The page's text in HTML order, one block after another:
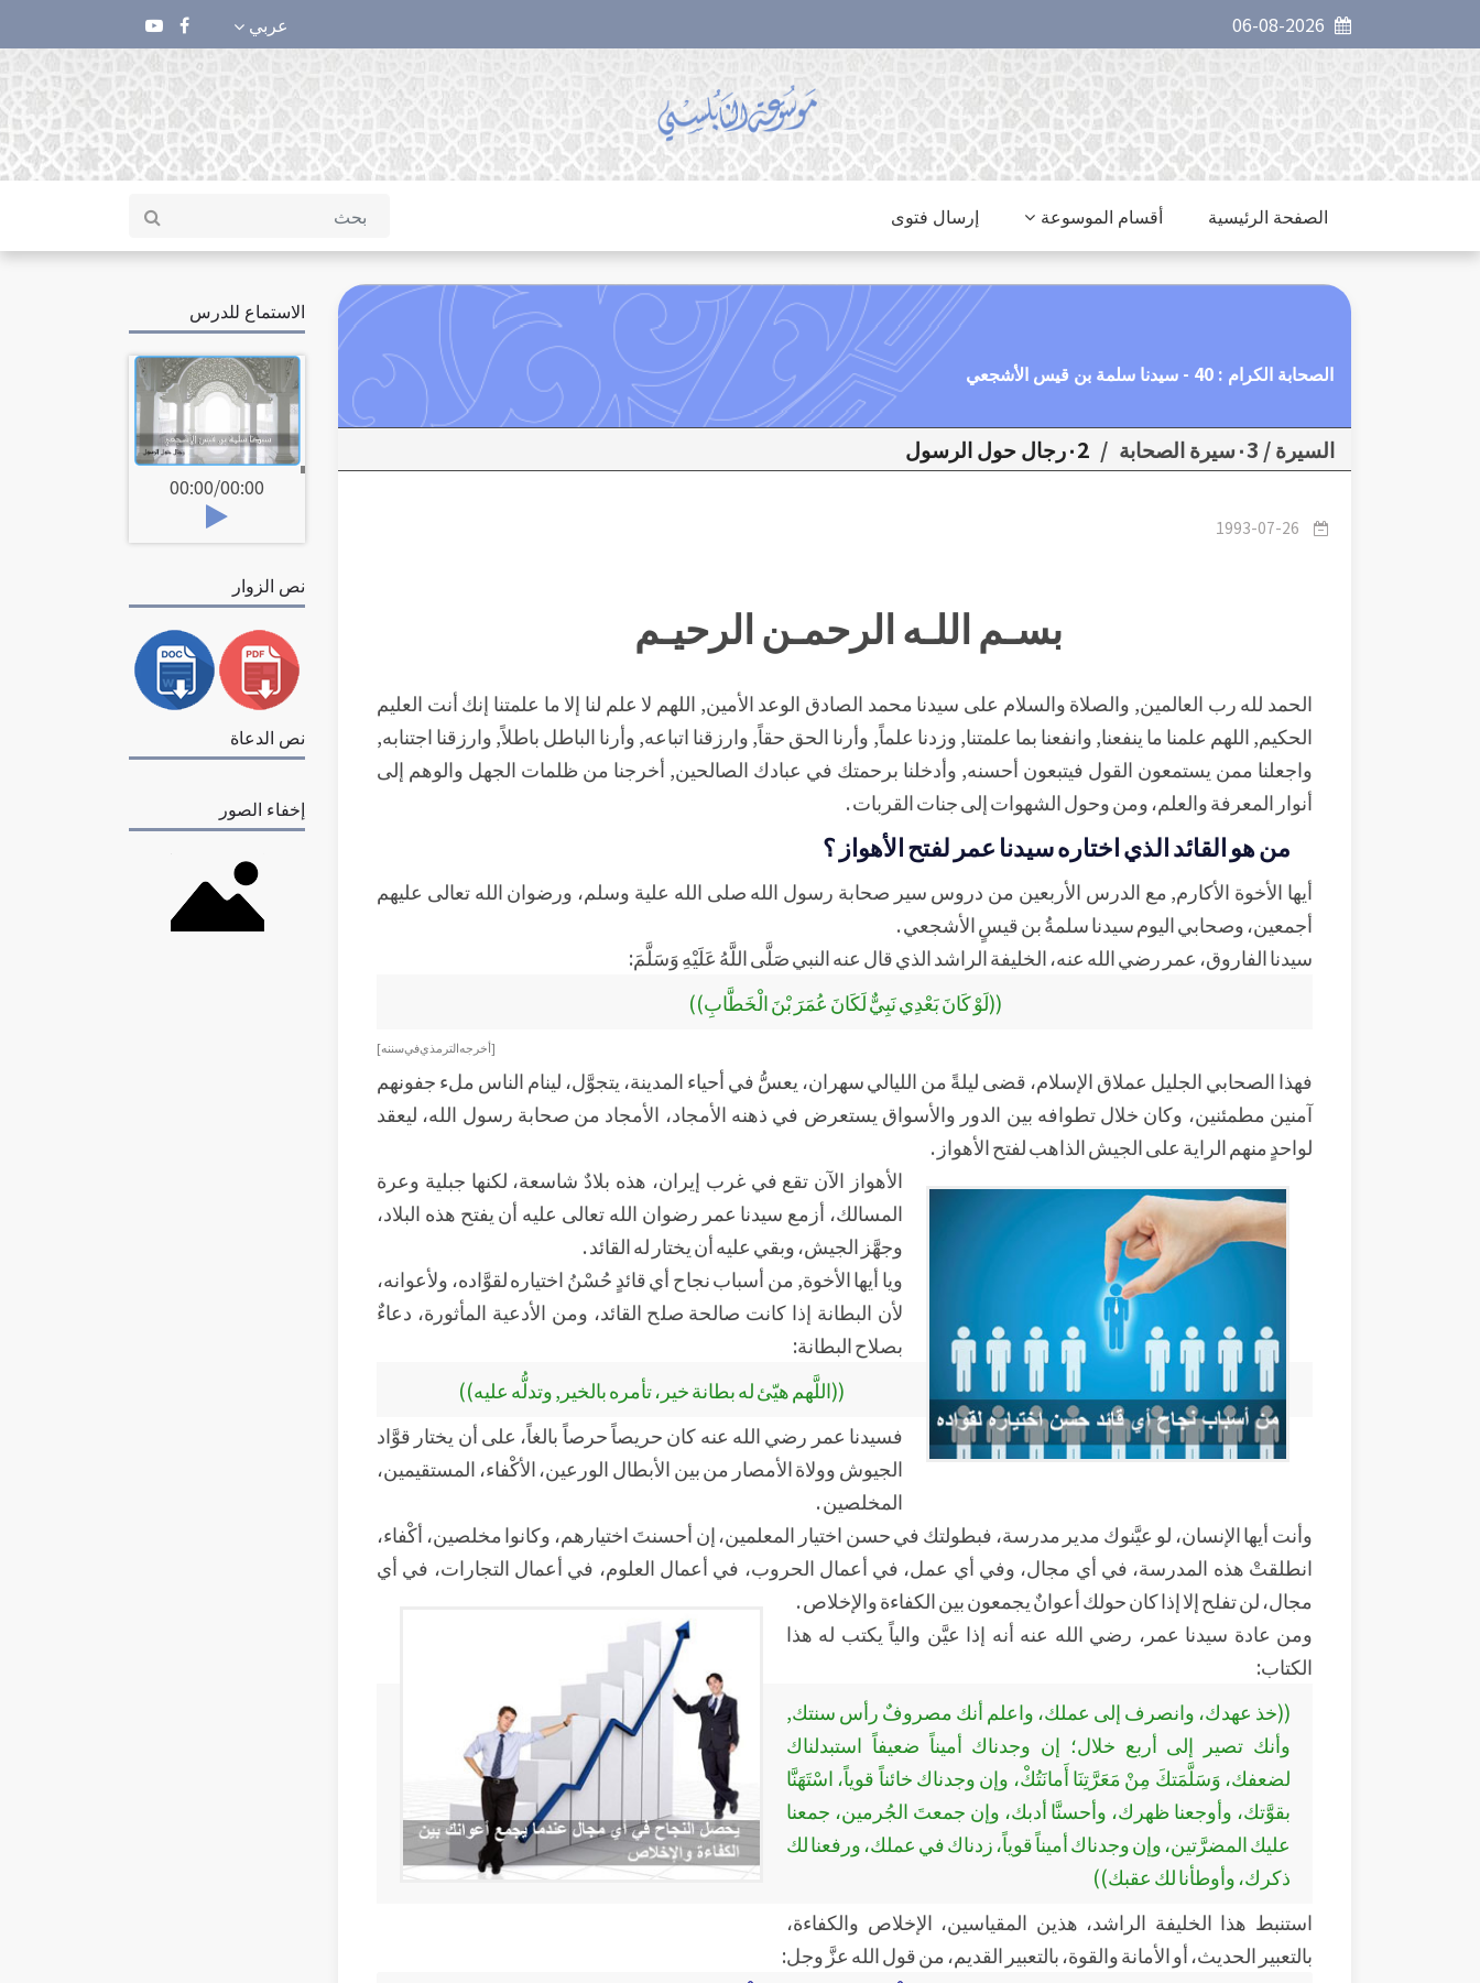
عربي
الصفحة الرئيسية أقسام الموسوعة إرسال فتوى
الصحابة الكرام : 40 - سيدنا سلمة بن قيس الأشجعي
السيرة / ٠3سيرة الصحابة / ٠2رجال حول الرسول
1993-07-26
بسـم اللـه الرحمـن الرحيـم
الحمد لله رب العالمين, والصلاة والسلام على سيدنا محمد الصادق الوعد الأمين, اللهم لا علم لنا إلا ما علمتنا إنك أنت العليم
الحكيم, اللهم علمنا ما ينفعنا, وانفعنا بما علمتنا, وزدنا علماً, وأرنا الحق حقاً, وارزقنا اتباعه, وأرنا الباطل باطلاً, وارزقنا اجتنابه,
واجعلنا ممن يستمعون القول فيتبعون أحسنه, وأدخلنا برحمتك في عبادك الصالحين, أخرجنا من ظلمات الجهل والوهم إلى
أنوار المعرفة والعلم، ومن وحول الشهوات إلى جنات القربات .
من هو القائد الذي اختاره سيدنا عمر لفتح الأهواز ؟
أيها الأخوة الأكارم, مع الدرس الأربعين من دروس سير صحابة رسول الله صلى الله علية وسلم، ورضوان الله تعالى عليهم
أجمعين، وصحابي اليوم سيدنا سلمةُ بن قيسٍ الأشجعي .
سيدنا الفاروق، عمر رضي الله عنه، الخليفة الراشد الذي قال عنه النبي صَلَّى اللَّهُ عَلَيْهِ وَسَلَّمَ:
((لَوْ كَانَ بَعْدِي نَبِيٌّ لَكَانَ عُمَرَ بْنَ الْخَطَّابِ))
[أخرجه الترمذي في سننه]
فهذا الصحابي الجليل عملاق الإسلام، قضى ليلةً من الليالي سهران، يعسُّ في أحياء المدينة، يتجوَّل، لينام الناس ملء جفونهم
آمنين مطمئنين، وكان خلال تطوافه بين الدور والأسواق يستعرض في ذهنه الأمجاد، الأمجاد من صحابة رسول الله، ليعقد
لواحدٍ منهم الراية على الجيش الذاهب لفتح الأهواز .
الأهواز الآن تقع في غرب إيران، هذه بلادٌ شاسعة، لكنها جبلية وعرة
المسالك، أزمع سيدنا عمر رضوان الله تعالى عليه أن يفتح هذه البلاد،
وجهَّز الجيش، وبقي عليه أن يختار له القائد .
ويا أيها الأخوة, من أسباب نجاح أي قائدٍ حُسْنُ اختياره لقوَّاده، ولأعوانه،
لأن البطانة إذا كانت صالحة صلح القائد، ومن الأدعية المأثورة، دعاءٌ
بصلاح البطانة:
((اللَّهم هيّئ له بطانة خير، تأمره بالخير, وتدلُّه عليه))
فسيدنا عمر رضي الله عنه كان حريصاً حرصاً بالغاً، على أن يختار قوَّاد
الجيوش وولاة الأمصار من بين الأبطال الورعين، الأكْفاء، المستقيمين،
المخلصين .
وأنت أيها الإنسان، لو عيَّنوك مدير مدرسة، فبطولتك في حسن اختيار المعلمين، إن أحسنتَ اختيارهم، وكانوا مخلصين، أكْفاء،
انطلقتْ هذه المدرسة، في أي مجال، وفي أي عمل، في أعمال الحروب، في أعمال العلوم، في أعمال التجارات، في أي
مجال، لن تفلح إلا إذا كان حولك أعوانٌ يجمعون بين الكفاءة والإخلاص .
ومن عادة سيدنا عمر، رضي الله عنه أنه إذا عيَّن والياً يكتب له هذا
الكتاب:
((خذ عهدك، وانصرف إلى عملك، واعلم أنك مصروفٌ رأس سنتك,
وأنك تصير إلى أربع خلال؛ إن وجدناك أميناً ضعيفاً استبدلناك
لضعفك، وَسَلَّمَتكَ مِنْ مَعَرَّتِنَا أَمانَتُكْ، وإن وجدناك خائناً قوياً، اسْتَهَنَّا
بقوَّتك، وأوجعنا ظهرك، وأحسنَّا أدبك، وإن جمعتَ الجُرمين، جمعنا
عليك المضرَّتين، وإن وجدناك أميناً قوياً، زدناك في عملك، ورفعنا لك
ذكرك، وأوطأنا لك عقبك))
استنبط هذا الخليفة الراشد، هذين المقياسين، الإخلاص والكفاءة،
بالتعبير الحديث، أو الأمانة والقوة، بالتعبير القديم، من قول الله عزَّ وجل:
الاستماع للدرس
00:00/00:00
نص الزوار
نص الدعاة
إخفاء الصور